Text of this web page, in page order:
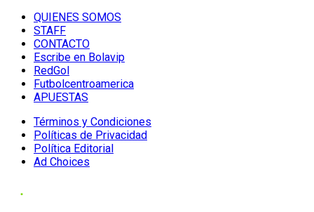
QUIENES SOMOS
STAFF
CONTACTO
Escribe en Bolavip
RedGol
Futbolcentroamerica
APUESTAS
Términos y Condiciones
Políticas de Privacidad
Política Editorial
Ad Choices